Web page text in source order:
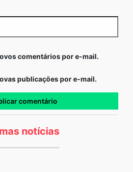
comentários por e-mail.
publicações por e-mail.
notícias